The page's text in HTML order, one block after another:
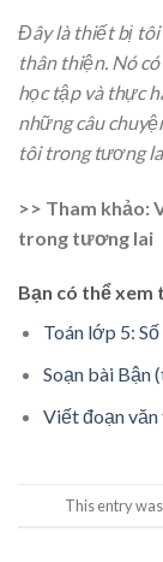
Đây là thiết bị tôi
thân thiện. Nó
học tập và thực
những câu
tôi trong tương
>> Tham khảo:
trong tương lai
Bạn có thể xem
Toán lớp 5:
Soạn bài Bận
Viết đoạn
This entry